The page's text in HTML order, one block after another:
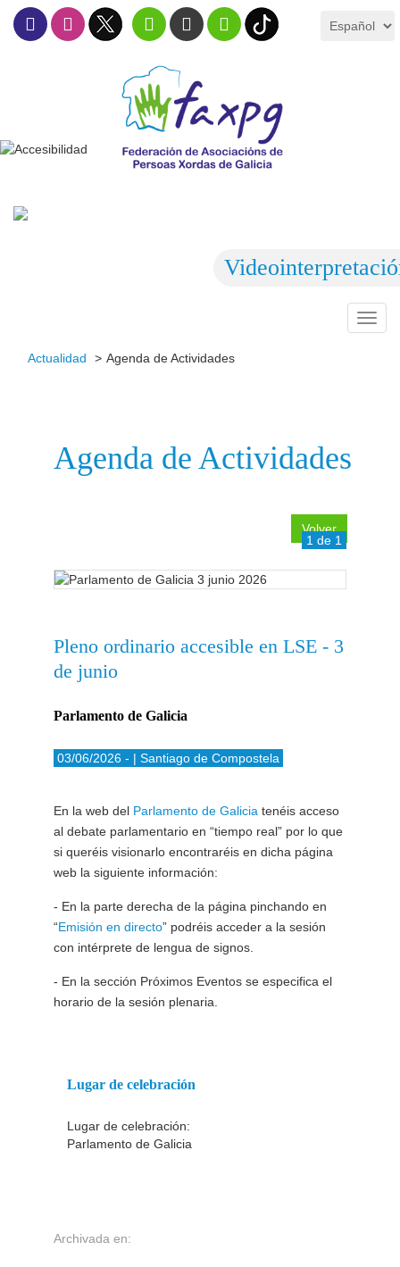
Actualidad
Agenda de Actividades
Agenda de Actividades
Volver
1 de 1
Pleno ordinario accesible en LSE - 3
de junio
Parlamento de Galicia
03/06/2026 - | Santiago de Compostela
En la web del Parlamento de Galicia tenéis acceso
al debate parlamentario en “tiempo real” por lo que
si queréis visionarlo encontraréis en dicha página
web la siguiente información:
- En la parte derecha de la página pinchando en
“Emisión en directo” podréis acceder a la sesión
con intérprete de lengua de signos.
- En la sección Próximos Eventos se especifica el
horario de la sesión plenaria.
Lugar de celebración
Lugar de celebración:
Parlamento de Galicia
Archivada en: